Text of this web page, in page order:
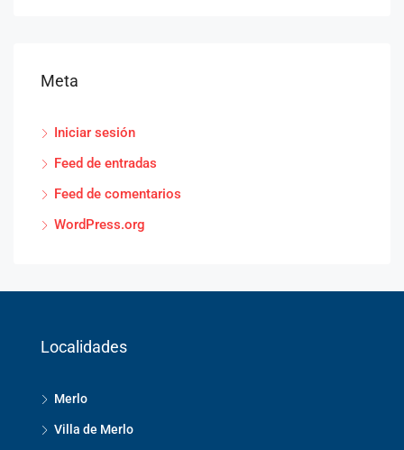
Meta
Iniciar sesión
Feed de entradas
Feed de comentarios
WordPress.org
Localidades
Merlo
Villa de Merlo